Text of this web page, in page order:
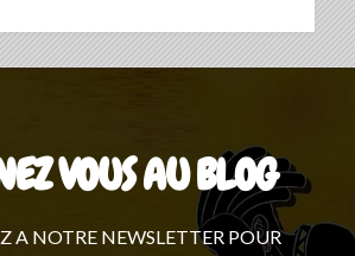
VOUS AU BLOG
A NOTRE NEWSLETTER POUR